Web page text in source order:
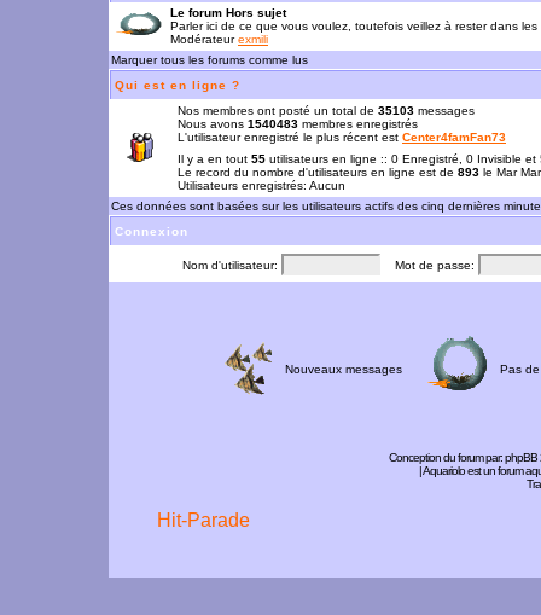
Le forum Hors sujet
Parler ici de ce que vous voulez, toutefois veillez à rester dans les
Modérateurexmili
Marquer tous les forums comme lus
Qui est en ligne ?
Nos membres ont posté un total de 35103 messages
Nous avons 1540483 membres enregistrés
L'utilisateur enregistré le plus récent est Center4famFan73
Il y a en tout 55 utilisateurs en ligne :: 0 Enregistré, 0 Invisible
Le record du nombre d'utilisateurs en ligne est de 893 le Mar
Utilisateurs enregistrés: Aucun
Ces données sont basées sur les utilisateurs actifs des cinq dernières
Connexion
Nom d'utilisateur: Mot de passe:
Nouveaux messages Pas
Conception du forum par:phpBB
| Aquariolo est un forum